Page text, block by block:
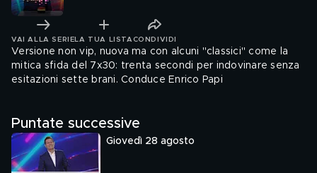
VAI ALLA SERIE LA TUA LISTA CONDIVIDI
Versione non vip, nuova ma con alcuni "classici" come la
mitica sfida del 7x30: trenta secondi per indovinare senza
esitazioni sette brani. Conduce Enrico Papi
Puntate successive
Giovedì 28 agosto